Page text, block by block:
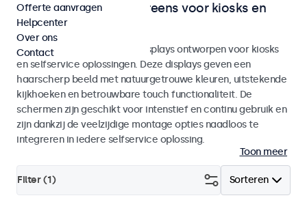
Monitoren en touchscreens voor kiosks en
selfservice
Monitoren en touchscreen displays ontworpen voor kiosks
en selfservice oplossingen. Deze displays geven een
haarscherp beeld met natuurgetrouwe kleuren, uitstekende
kijkhoeken en betrouwbare touch functionaliteit. De
schermen zijn geschikt voor intenstief en continu gebruik en
zijn dankzij de veelzijdige montage opties naadloos te
integreren in iedere selfservice oplossing.
Toon meer
Sorteren
Filter (1)
Offerte aanvragen
Helpcenter
Over ons
Contact